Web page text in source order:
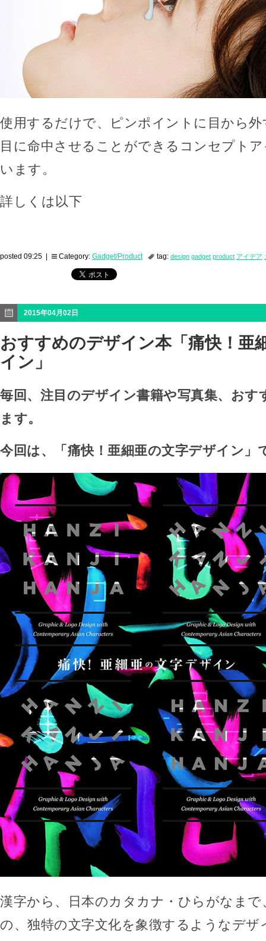
使用するだけで、ピンポイントに目から
目に命中させることができるコンセプト
います。
詳しくは以下
posted 09:25 | Category: Gadget/Product tag: design gadget product アイデア
2015年04月02日
おすすめのデザイン本「痛快！亜
イン」
毎回、注目のデザイン書籍や写真集、おす
ます。
今回は、「痛快！亜細亜の文字デザイン」
漢字から、日本のカタカナ・ひらがなま
の、独特の文字文化を象徴するようなデザ